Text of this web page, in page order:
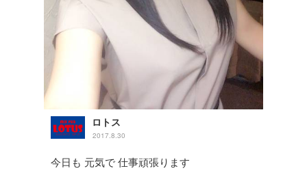
ロトス
2017.8.30
今日も 元気で 仕事頑張ります